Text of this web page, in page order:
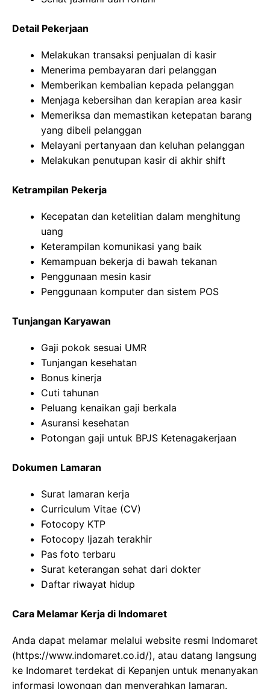
Detail Pekerjaan
Melakukan transaksi penjualan di kasir
Menerima pembayaran dari pelanggan
Memberikan kembalian kepada pelanggan
Menjaga kebersihan dan kerapian area kasir
Memeriksa dan memastikan ketepatan barang
yang dibeli pelanggan
Melayani pertanyaan dan keluhan pelanggan
Melakukan penutupan kasir di akhir shift
Ketrampilan Pekerja
Kecepatan dan ketelitian dalam menghitung
uang
Keterampilan komunikasi yang baik
Kemampuan bekerja di bawah tekanan
Penggunaan mesin kasir
Penggunaan komputer dan sistem POS
Tunjangan Karyawan
Gaji pokok sesuai UMR
Tunjangan kesehatan
Bonus kinerja
Cuti tahunan
Peluang kenaikan gaji berkala
Asuransi kesehatan
Potongan gaji untuk BPJS Ketenagakerjaan
Dokumen Lamaran
Surat lamaran kerja
Curriculum Vitae (CV)
Fotocopy KTP
Fotocopy Ijazah terakhir
Pas foto terbaru
Surat keterangan sehat dari dokter
Daftar riwayat hidup
Cara Melamar Kerja di Indomaret
Anda dapat melamar melalui website resmi Indomaret
(https://www.indomaret.co.id/), atau datang langsung
ke Indomaret terdekat di Kepanjen untuk menanyakan
informasi lowongan dan menyerahkan lamaran.